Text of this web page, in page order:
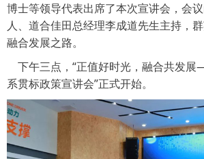
博士等领导代表出席了本次宣讲会，会
人、道合佳田总经理李成道先生主持，
融合发展之路。
下午三点，“正值好时光，融合共发
系贯标政策宣讲会”正式开始。